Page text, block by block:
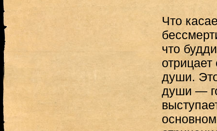
Что
что
души.
души —